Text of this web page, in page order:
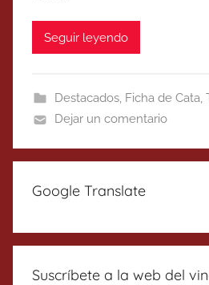
Seguir leyendo
Destacados, Ficha de Cata,
Dejar un comentario
Google Translate
Suscríbete a la web del